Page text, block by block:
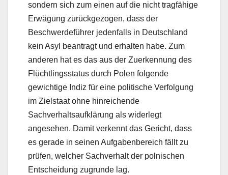
sondern sich zum einen auf die nicht tragfähige
Erwägung zurückgezogen, dass der
Beschwerdeführer jedenfalls in Deutschland
kein Asyl beantragt und erhalten habe. Zum
anderen hat es das aus der Zuerkennung des
Flüchtlingsstatus durch Polen folgende
gewichtige Indiz für eine politische Verfolgung
im Zielstaat ohne hinreichende
Sachverhaltsaufklärung als widerlegt
angesehen. Damit verkennt das Gericht, dass
es gerade in seinen Aufgabenbereich fällt zu
prüfen, welcher Sachverhalt der polnischen
Entscheidung zugrunde lag.